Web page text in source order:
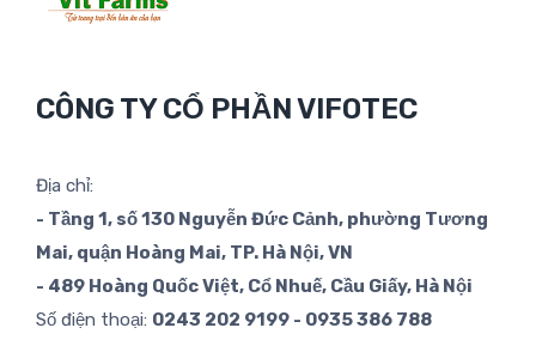
CÔNG TY CỔ PHẦN VIFOTEC
Địa chỉ:
- Tầng 1, số 130 Nguyễn Đức Cảnh, phường Tương
Mai, quận Hoàng Mai, TP. Hà Nội, VN
- 489 Hoàng Quốc Việt, Cổ Nhuế, Cầu Giấy, Hà Nội
Số điện thoại: 0243 202 9199 - 0935 386 788